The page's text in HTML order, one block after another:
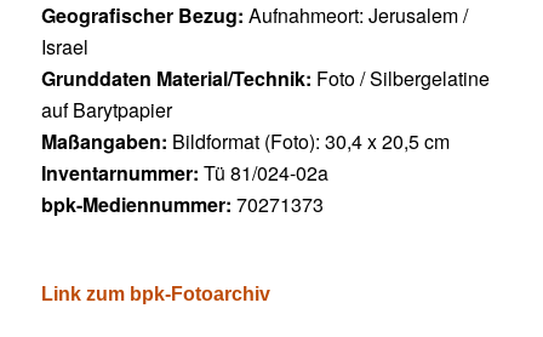
Geografischer Bezug: Aufnahmeort: Jerusalem /
Israel
Grunddaten Material/Technik: Foto / Silbergelatine
auf Barytpapier
Maßangaben: Bildformat (Foto): 30,4 x 20,5 cm
Inventarnummer: Tü 81/024-02a
bpk-Mediennummer: 70271373
Link zum bpk-Fotoarchiv